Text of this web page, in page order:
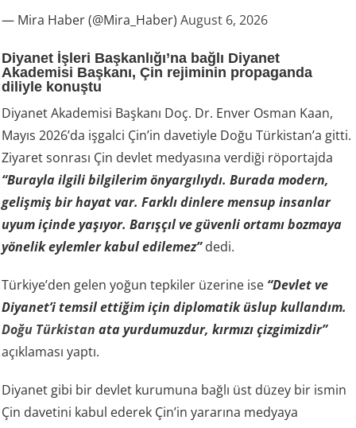
— Mira Haber (@Mira_Haber) August 6, 2026
Diyanet İşleri Başkanlığı’na bağlı Diyanet
Akademisi Başkanı, Çin rejiminin propaganda
diliyle konuştu
Diyanet Akademisi Başkanı Doç. Dr. Enver Osman Kaan,
Mayıs 2026’da işgalci Çin’in davetiyle Doğu Türkistan’a gitti.
Ziyaret sonrası Çin devlet medyasına verdiği röportajda
“Burayla ilgili bilgilerim önyargılıydı. Burada modern,
gelişmiş bir hayat var. Farklı dinlere mensup insanlar
uyum içinde yaşıyor. Barışçıl ve güvenli ortamı bozmaya
yönelik eylemler kabul edilemez”dedi.
Türkiye’den gelen yoğun tepkiler üzerine ise “Devlet ve
Diyanet’i temsil ettiğim için diplomatik üslup kullandım.
Doğu Türkistan
ata yurdumuzdur, kırmızı çizgimizdir”
açıklaması yaptı.
Diyanet gibi bir devlet kurumuna bağlı üst düzey bir ismin
Çin davetini kabul ederek Çin’in yararına medyaya